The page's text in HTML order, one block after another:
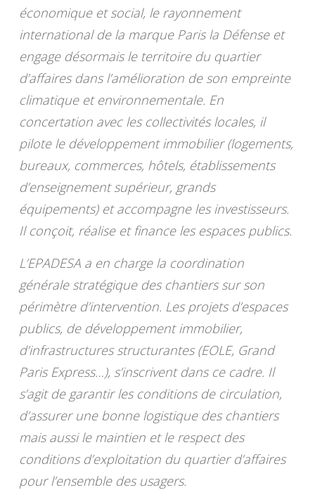
économique et social, le rayonnement
international de la marque Paris la Défense et
engage désormais le territoire du quartier
d’affaires dans l’amélioration de son empreinte
climatique et environnementale. En
concertation avec les collectivités locales, il
pilote le développement immobilier (logements,
bureaux, commerces, hôtels, établissements
d’enseignement supérieur, grands
équipements) et accompagne les investisseurs.
Il conçoit, réalise et finance les espaces publics.
L’EPADESA a en charge la coordination
générale stratégique des chantiers sur son
périmètre d’intervention. Les projets d’espaces
publics, de développement immobilier,
d’infrastructures structurantes (EOLE, Grand
Paris Express…), s’inscrivent dans ce cadre. Il
s’agit de garantir les conditions de circulation,
d’assurer une bonne logistique des chantiers
mais aussi le maintien et le respect des
conditions d’exploitation du quartier d’affaires
pour l’ensemble des usagers.